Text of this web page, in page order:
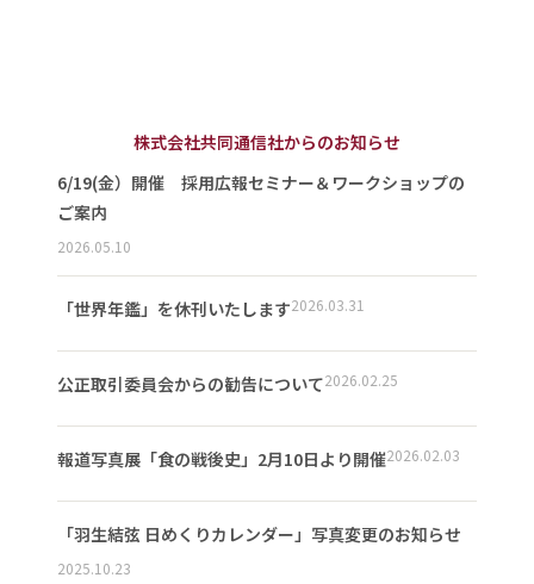
株式会社共同通信社からのお知らせ
6/19(金）開催 採用広報セミナー＆ワークショップの
ご案内
2026.05.10
「世界年鑑」を休刊いたします2026.03.31
公正取引委員会からの勧告について2026.02.25
報道写真展「食の戦後史」2月10日より開催2026.02.03
「羽生結弦 日めくりカレンダー」写真変更のお知らせ
2025.10.23